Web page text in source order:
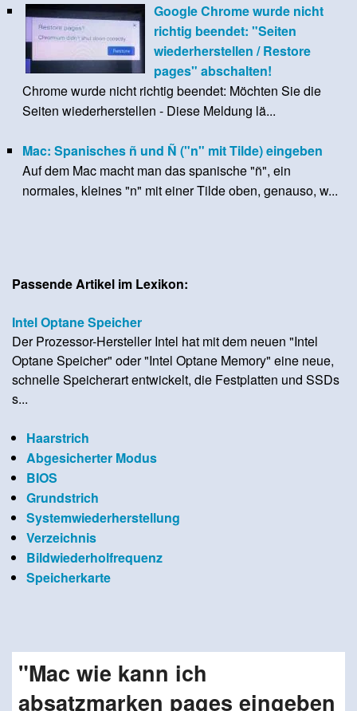
Google Chrome wurde nicht
richtig beendet: "Seiten
wiederherstellen / Restore
pages" abschalten!
Chrome wurde nicht richtig beendet: Möchten Sie die
Seiten wiederherstellen - Diese Meldung lä...
Mac: Spanisches ñ und Ñ ("n" mit Tilde) eingeben
Auf dem Mac macht man das spanische "ñ", ein
normales, kleines "n" mit einer Tilde oben, genauso, w...
Passende Artikel im Lexikon:
Intel Optane Speicher
Der Prozessor-Hersteller Intel hat mit dem neuen "Intel
Optane Speicher" oder "Intel Optane Memory" eine neue,
schnelle Speicherart entwickelt, die Festplatten und SSDs
s...
Haarstrich
Abgesicherter Modus
BIOS
Grundstrich
Systemwiederherstellung
Verzeichnis
Bildwiederholfrequenz
Speicherkarte
"Mac wie kann ich
absatzmarken pages eingeben